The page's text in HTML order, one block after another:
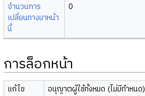
จำนวนการ
เปลี่ยนทางมาหน้า
นี้
0
การล็อกหน้า
แก้ไข
อนุญาตผู้ใช้ทั้งหมด (ไม่มีกำหนด)